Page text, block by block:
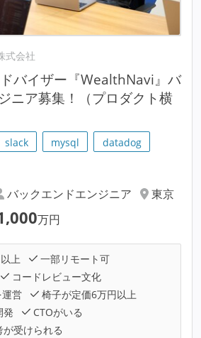
式会社
バイザー『WealthNavi』バ
ニア募集！（プロダクト横
slack mysql
datadog
バックエンドエンジニア
東京
万円
上
一部リモート可
コードレビュー文化
営
椅子が定価6万円以上
発
CTOがいる
受けられる